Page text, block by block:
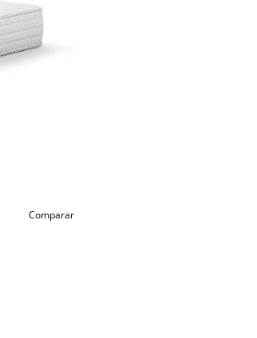
Comparar